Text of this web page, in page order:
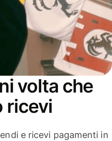
volta che
ricevi
e ricevi pagamenti in